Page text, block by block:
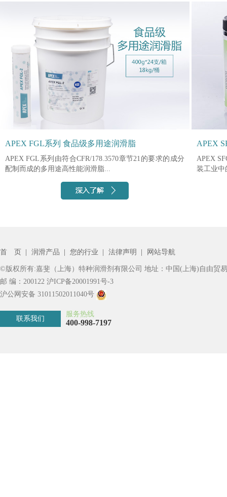
APEX FGL系列 食品级多用途润滑脂
APEX FGL系列由符合CFR/178.3570章节21的要求的成分
配制而成的多用途高性能润滑脂...
APEX
APEX
装工业中
首 页 润滑产品 您的行业 法律声明 网站导航
©版权所有:嘉斐（上海）特种润滑剂有限公司 地址：中国(上海)自由贸
邮 编：200122 沪ICP备20001991号-3
沪公网安备 31011502011040号
联系我们
服务热线
400-998-7197